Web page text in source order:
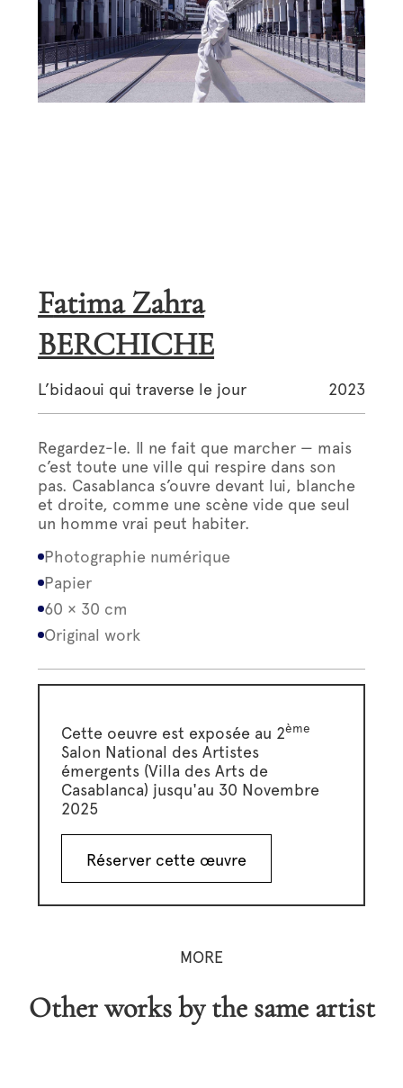
Fatima Zahra
BERCHICHE
L’bidaoui qui traverse le jour 2023
Regardez-le. Il ne fait que marcher — mais
c’est toute une ville qui respire dans son
pas. Casablanca s’ouvre devant lui, blanche
et droite, comme une scène vide que seul
un homme vrai peut habiter.
Photographie numérique
Papier
60 × 30 cm
Original work
Cette oeuvre est exposée au 2ème
Salon National des Artistes
émergents (Villa des Arts de
Casablanca) jusqu'au 30 Novembre
2025
Réserver cette œuvre
MORE
Other works by the same artist